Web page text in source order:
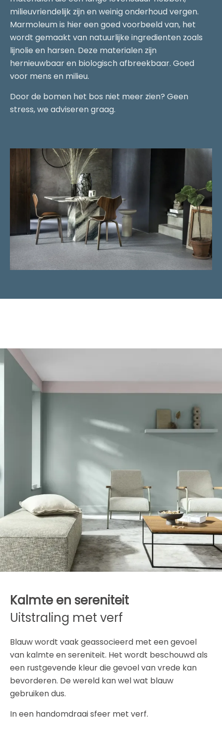
milieuvriendelijk zijn en weinig onderhoud vergen.
Marmoleum is hier een goed voorbeeld van, het
wordt gemaakt van natuurlijke ingredienten zoals
lijnolie en harsen. Deze materialen zijn
hernieuwbaar en biologisch afbreekbaar. Goed
voor mens en milieu.
Door de bomen het bos niet meer zien? Geen
stress, we adviseren graag.
Kalmte en sereniteit
Uitstraling met verf
Blauw wordt vaak geassocieerd met een gevoel
van kalmte en sereniteit. Het wordt beschouwd als
een rustgevende kleur die gevoel van vrede kan
bevorderen. De wereld kan wel wat blauw
gebruiken dus.
In een handomdraai sfeer met verf.